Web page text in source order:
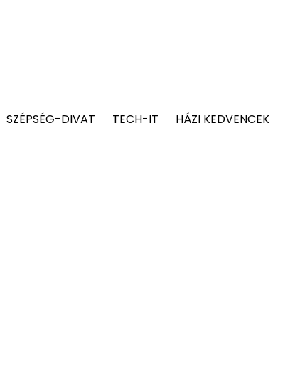
SZÉPSÉG-DIVAT TECH-IT HÁZI KEDVENCEK